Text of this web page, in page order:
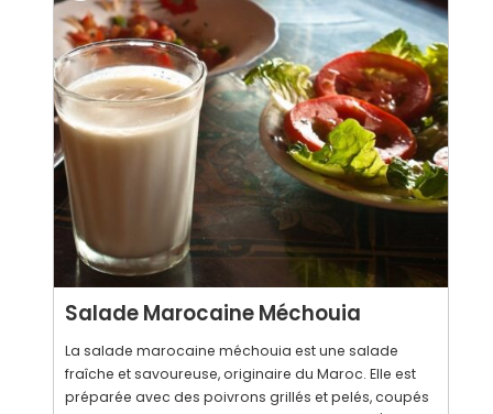
Salade Marocaine Méchouia
La salade marocaine méchouia est une salade
fraîche et savoureuse, originaire du Maroc. Elle est
préparée avec des poivrons grillés et pelés, coupés